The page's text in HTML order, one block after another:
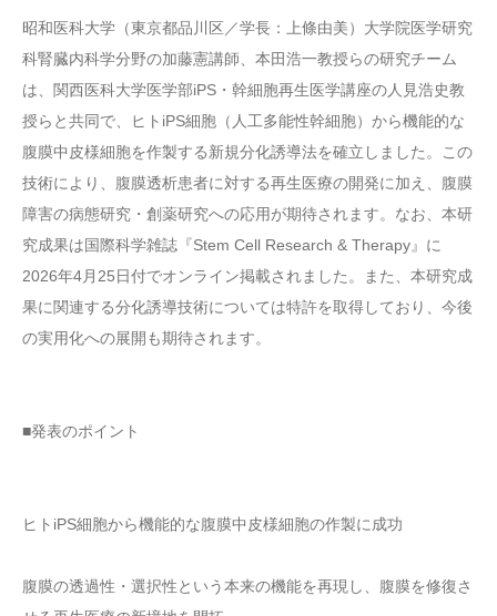
昭和医科大学（東京都品川区／学長：上條由美）大学院医学研究
科腎臓内科学分野の加藤憲講師、本田浩一教授らの研究チーム
は、関西医科大学医学部iPS・幹細胞再生医学講座の人見浩史教
授らと共同で、ヒトiPS細胞（人工多能性幹細胞）から機能的な
腹膜中皮様細胞を作製する新規分化誘導法を確立しました。この
技術により、腹膜透析患者に対する再生医療の開発に加え、腹膜
障害の病態研究・創薬研究への応用が期待されます。なお、本研
究成果は国際科学雑誌『Stem Cell Research & Therapy』に
2026年4月25日付でオンライン掲載されました。また、本研究成
果に関連する分化誘導技術については特許を取得しており、今後
の実用化への展開も期待されます。
■発表のポイント
ヒトiPS細胞から機能的な腹膜中皮様細胞の作製に成功
腹膜の透過性・選択性という本来の機能を再現し、腹膜を修復さ